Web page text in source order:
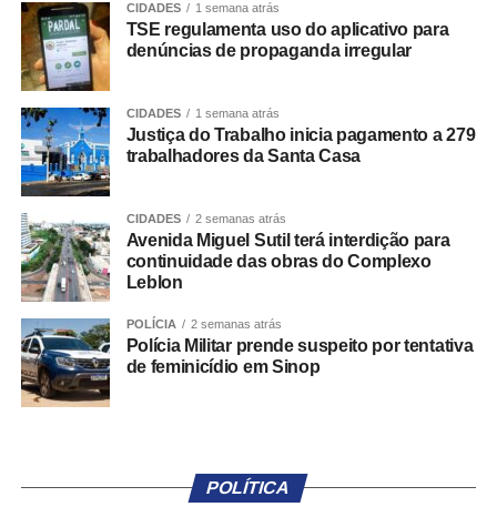
sobre eventuais irregularidades.
Como funcionará o Pardal
De acordo com a portaria, o sistema será composto por
três módulos:
– Pardal Móvel: aplicativo gratuito disponível para
smartphones e tablets nas plataformas Google Play e App
Store;
– Pardal ADM: ambiente de uso exclusivo da Justiça
Eleitoral para gestão de dados apresentados em
denúncias relativas à respectiva circunscrição;
– Pardal Web: plataforma destinada ao acompanhamento
de estatísticas das denúncias registradas.
norma, contudo, assegura que a identidade da pessoa
denunciante permanecerá protegida por sigilo,
CIDADES 1 semana atrás
TSE regulamenta uso do aplicativo para
denúncias de propaganda irregular
CIDADES 1 semana atrás
Justiça do Trabalho inicia pagamento a 279
trabalhadores da Santa Casa
CIDADES 2 semanas atrás
Avenida Miguel Sutil terá interdição para
continuidade das obras do Complexo
Leblon
POLÍCIA 2 semanas atrás
Polícia Militar prende suspeito por tentativa
de feminicídio em Sinop
POLÍTICA